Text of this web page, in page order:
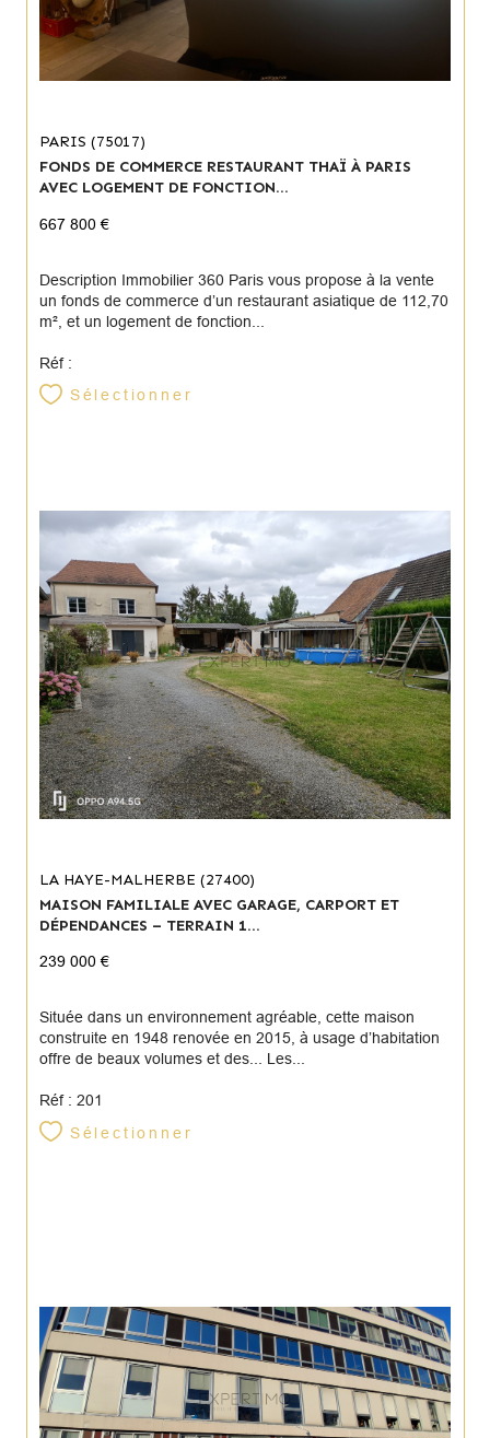
PARIS (75017)
FONDS DE COMMERCE RESTAURANT THAÏ À PARIS
AVEC LOGEMENT DE FONCTION...
667 800 €
Description Immobilier 360 Paris vous propose à la vente
un fonds de commerce d’un restaurant asiatique de 112,70
m², et un logement de fonction...
Réf :
Sélectionner
LA HAYE-MALHERBE (27400)
MAISON FAMILIALE AVEC GARAGE, CARPORT ET
DÉPENDANCES – TERRAIN 1...
239 000 €
Située dans un environnement agréable, cette maison
construite en 1948 renovée en 2015, à usage d’habitation
offre de beaux volumes et des... Les...
Réf : 201
Sélectionner